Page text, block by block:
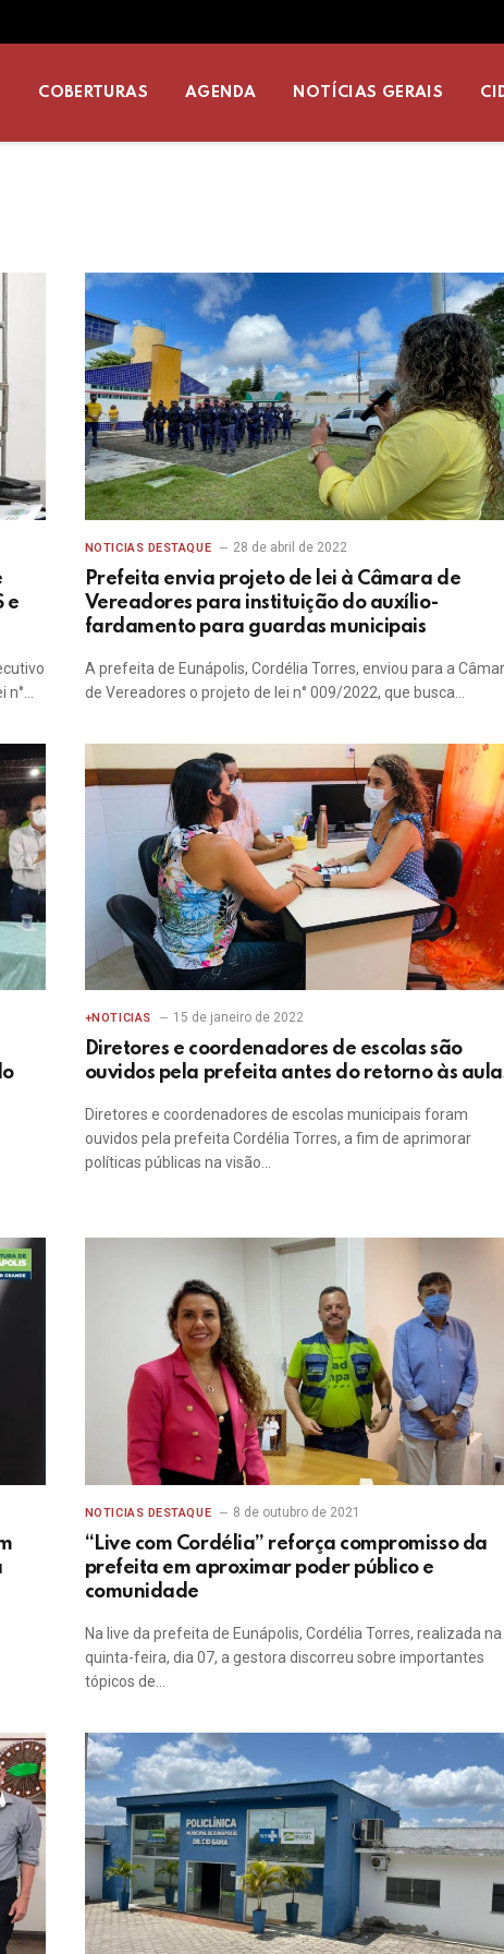
COBERTURAS AGENDA NOTÍCIAS GERAIS
e
NOTICIAS DESTAQUE 28 de abril de 2022
Prefeita envia projeto de lei à Câmara de
Vereadores para instituição do auxílio-
fardamento para guardas municipais
A prefeita de Eunápolis, Cordélia Torres, enviou para a
de Vereadores o projeto de lei n° 009/2022, que busca…
+NOTICIAS 15 de janeiro de 2022
Diretores e coordenadores de escolas são
ouvidos pela prefeita antes do retorno às
Diretores e coordenadores de escolas municipais foram
ouvidos pela prefeita Cordélia Torres, a fim de aprimorar
políticas públicas na visão…
NOTICIAS DESTAQUE 8 de outubro de 2021
“Live com Cordélia” reforça compromisso da
prefeita em aproximar poder público e
comunidade
Na live da prefeita de Eunápolis, Cordélia Torres, realizada na
quinta-feira, dia 07, a gestora discorreu sobre importantes
tópicos de…